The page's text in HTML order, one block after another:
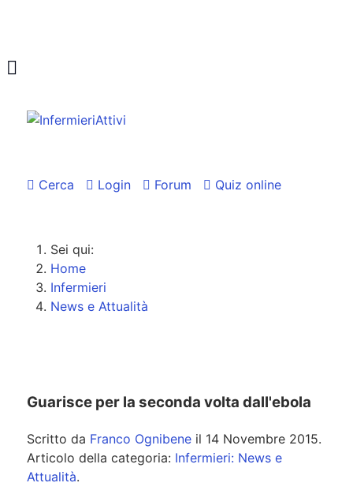
Cerca Login Forum Quiz online
Sei qui:
Home
Infermieri
News e Attualità
Guarisce per la seconda volta dall'ebola
Scritto da Franco Ognibene il 14 Novembre 2015.
Articolo della categoria: Infermieri: News e
Attualità.